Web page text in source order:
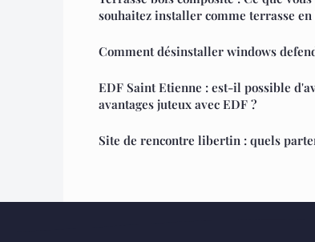
souhaitez installer comme terrasse en
Comment désinstaller windows
EDF Saint Etienne : est-il possible
avantages juteux avec EDF ?
Site de rencontre libertin : quels